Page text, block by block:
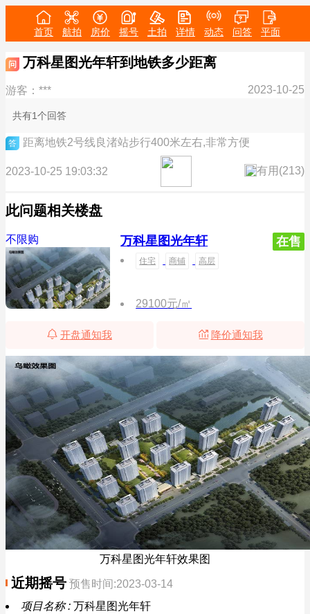
首页 航拍 房价 摇号 土拍 详情 动态 问答 平面
问 万科星图光年轩到地铁多少距离
游客：*** 2023-10-25
共有1个回答
答 距离地铁2号线良渚站步行400米左右,非常方便
2023-10-25 19:03:32 有用(213)
此问题相关楼盘
不限购 万科星图光年轩 在售
住宅 商铺 高层
29100元/㎡
开盘通知我 降价通知我
万科星图光年轩效果图
近期摇号 预售时间:2023-03-14
项目名称 : 万科星图光年轩